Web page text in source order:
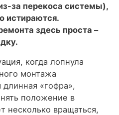
за перекоса системы),
истираются.
здесь проста –
когда лопнула
монтажа
«гофра»,
положение в
несколько вращаться,